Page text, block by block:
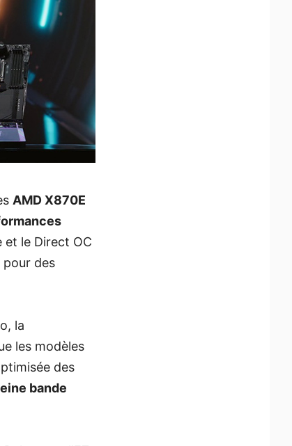
AMD X870E
le Direct OC
pour des
la
les modèles
des
bande